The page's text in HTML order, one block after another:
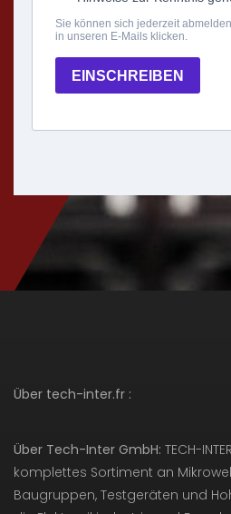
Über tech-inter.fr :
Über Tech-Inter GmbH: TECH-
komplettes Sortiment an
Baugruppen, Testgeräten und